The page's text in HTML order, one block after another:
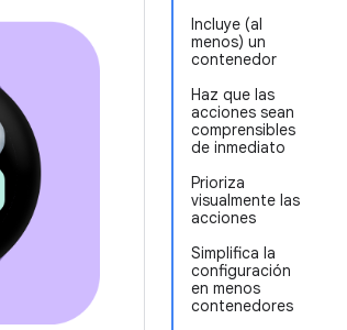
Incluye (al
menos) un
contenedor
Haz que las
acciones sean
comprensibles
de inmediato
Prioriza
visualmente las
acciones
Simplifica la
configuración
en menos
contenedores